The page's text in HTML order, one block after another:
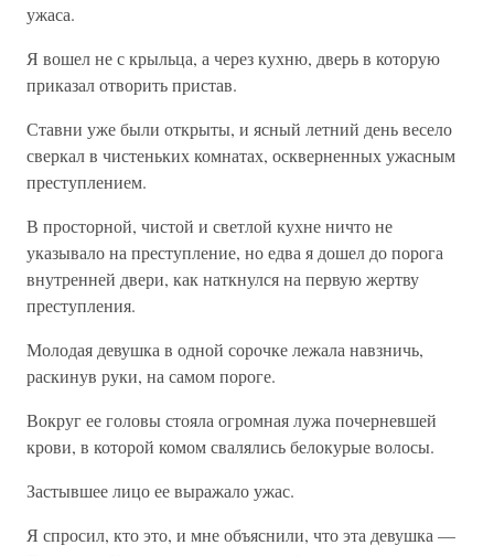
ужаса.
Я вошел не с крыльца, а через кухню, дверь в которую
приказал отворить пристав.
Ставни уже были открыты, и ясный летний день весело
сверкал в чистеньких комнатах, оскверненных ужасным
преступлением.
В просторной, чистой и светлой кухне ничто не
указывало на преступление, но едва я дошел до порога
внутренней двери, как наткнулся на первую жертву
преступления.
Молодая девушка в одной сорочке лежала навзничь,
раскинув руки, на самом пороге.
Вокруг ее головы стояла огромная лужа почерневшей
крови, в которой комом свалялись белокурые волосы.
Застывшее лицо ее выражало ужас.
Я спросил, кто это, и мне объяснили, что эта девушка —